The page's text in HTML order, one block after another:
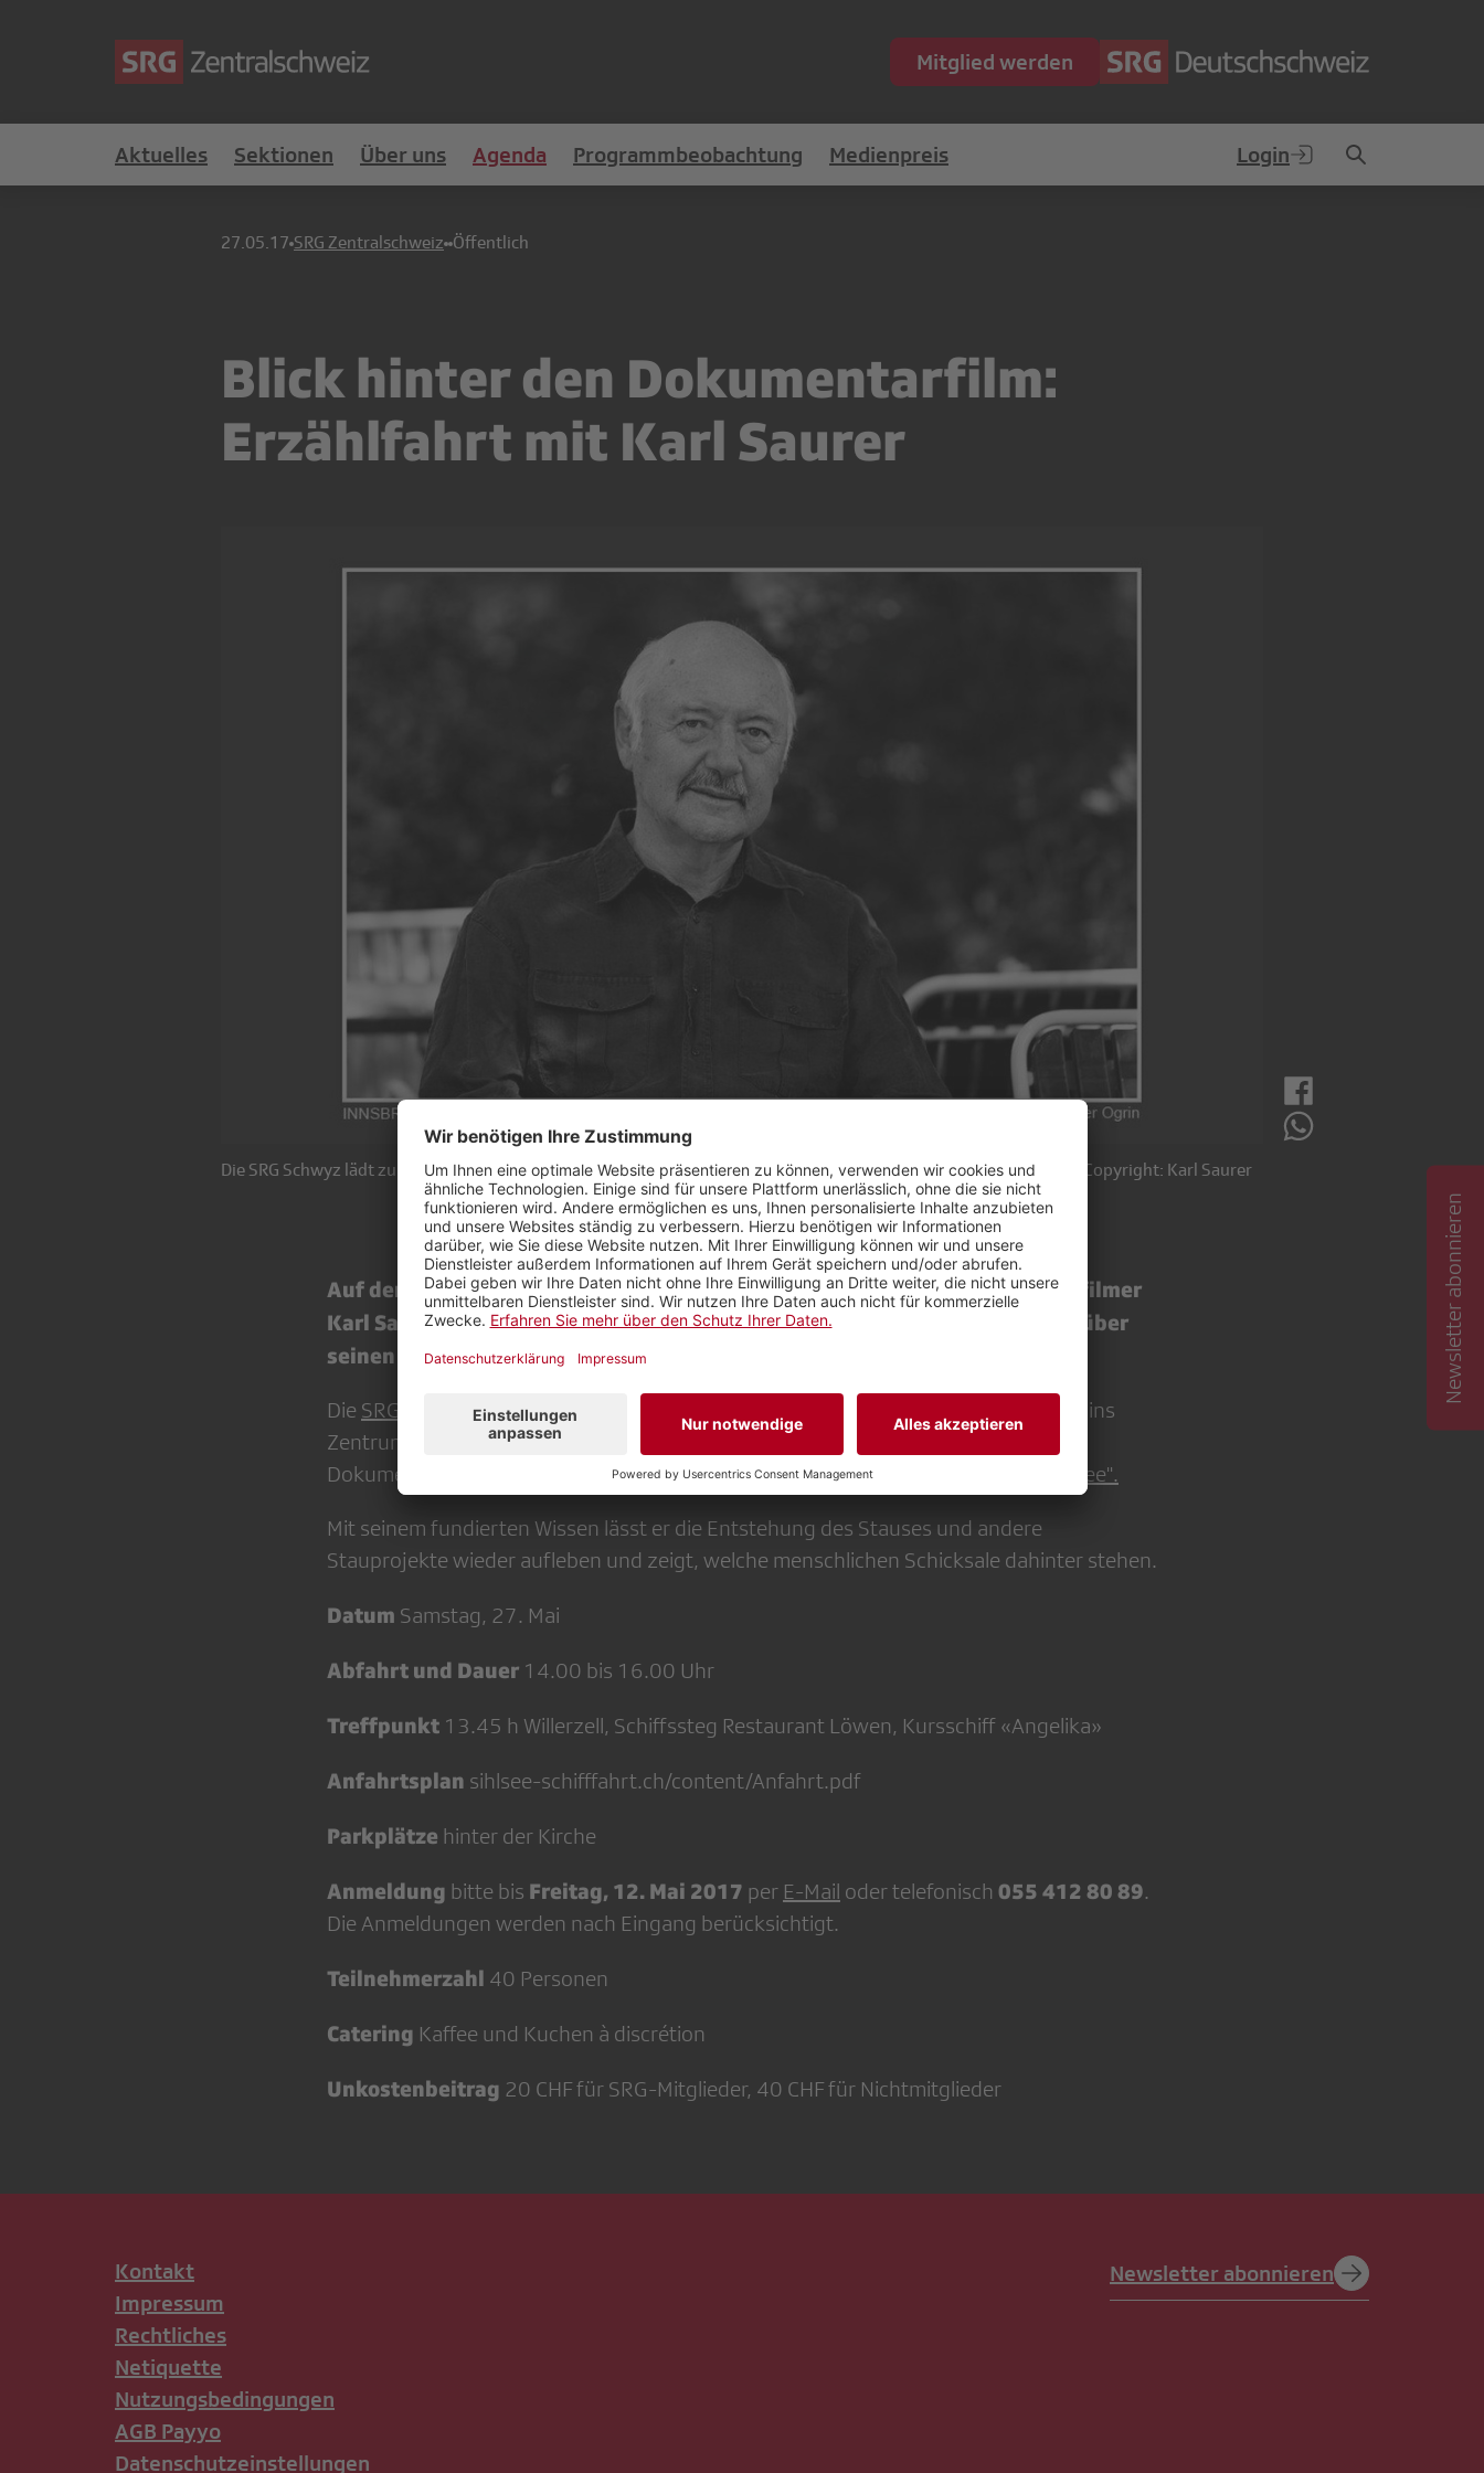
Mitglied werden
Aktuelles Sektionen Über uns Agenda Programmbeobachtung Medienpreis Login
27.05.17 SRG Zentralschweiz Öffentlich
Blick hinter den Dokumentarfilm:
Erzählfahrt mit Karl Saurer
Die SRG Schwyz lädt zu einem Blick hinter die Kulissen des Dokumentarfilms mit dem Schwyzer Filmer Karl Saurer. Copyright: Karl Saurer
Auf der Fahrt mit dem Kursschiff Angelika wird der Schwyzer Dokumentarfilmer
Karl Saurer Fakten und Geschichten über die Entstehung des Sihlsees und über
seinen Film erzählen.
Die SRG Schwyzstellt das Schaffen des regionalen Dokumentarfilmers
ins
Zentrum dieses Anlasses. Saurers Recherchen bilden die Grundlage für den
Dokumentarfilm
"Der Traum vom grossen blauen Wasser"und dem Buch "Der Sihlsee".
Mit seinem fundierten Wissen lässt er die Entstehung des Stauses und andere
Stauprojekte wieder aufleben und zeigt, welche menschlichen Schicksale dahinter stehen.
Datum Samstag, 27. Mai
Abfahrt und Dauer 14.00 bis 16.00 Uhr
Treffpunkt 13.45 h Willerzell, Schiffssteg Restaurant Löwen, Kursschiff «Angelika»
Anfahrtsplan sihlsee-schifffahrt.ch/content/Anfahrt.pdf
Parkplätze hinter der Kirche
Anmeldung bitte bis Freitag, 12. Mai 2017 per E-Mail oder telefonisch 055 412 80 89.
Die Anmeldungen werden nach Eingang berücksichtigt.
Teilnehmerzahl 40 Personen
Catering Kaffee und Kuchen à discrétion
Unkostenbeitrag 20 CHF für SRG-Mitglieder, 40 CHF für Nichtmitglieder
Newsletter abonnieren
Kontakt
Impressum
Rechtliches
Netiquette
Nutzungsbedingungen
AGB Payyo
Datenschutzeinstellungen
Newsletter abonnieren